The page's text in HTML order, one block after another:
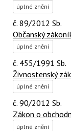
úplné znění
č. 89/2012 Sb.
Občanský
úplné znění
č. 455/1991 Sb.
Živnostenský
úplné znění
č. 90/2012 Sb.
Zákon o
úplné znění